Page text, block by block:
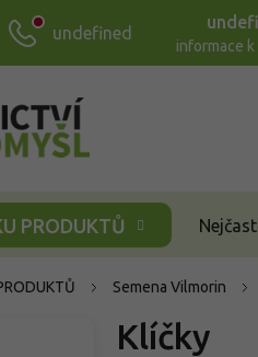
undefined
informace
PRODUKTŮ
Semena Vilmorin
Klíčky